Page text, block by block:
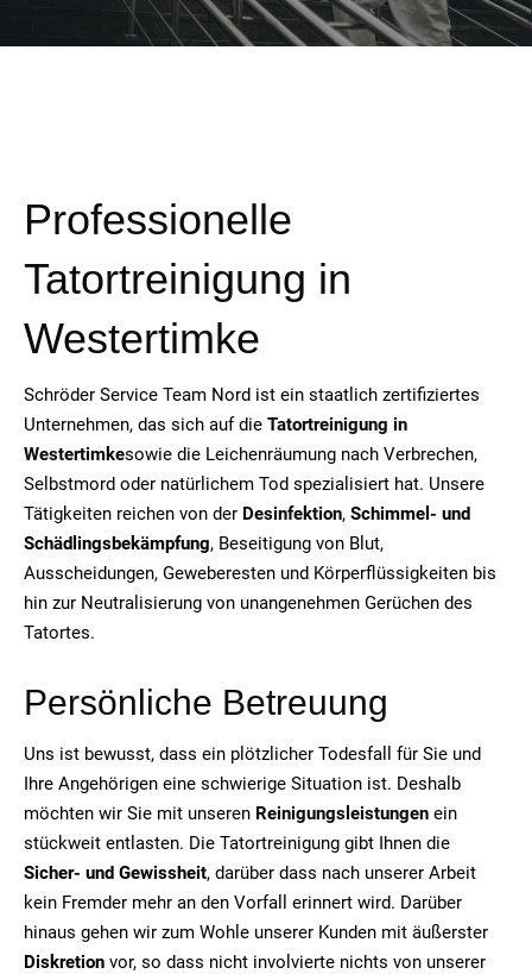
Professionelle
Tatortreinigung in
Westertimke
Schröder Service Team Nord ist ein staatlich zertifiziertes
Unternehmen, das sich auf die Tatortreinigung in
Westertimkesowie die Leichenräumung nach Verbrechen,
Selbstmord oder natürlichem Tod spezialisiert hat. Unsere
Tätigkeiten reichen von der Desinfektion, Schimmel- und
Schädlingsbekämpfung, Beseitigung von Blut,
Ausscheidungen, Geweberesten und Körperflüssigkeiten bis
hin zur Neutralisierung von unangenehmen Gerüchen des
Tatortes.
Persönliche Betreuung
Uns ist bewusst, dass ein plötzlicher Todesfall für Sie und
Ihre Angehörigen eine schwierige Situation ist. Deshalb
möchten wir Sie mit unseren Reinigungsleistungen ein
stückweit entlasten. Die Tatortreinigung gibt Ihnen die
Sicher- und Gewissheit, darüber dass nach unserer Arbeit
kein Fremder mehr an den Vorfall erinnert wird. Darüber
hinaus gehen wir zum Wohle unserer Kunden mit äußerster
Diskretion vor, so dass nicht involvierte nichts von unserer